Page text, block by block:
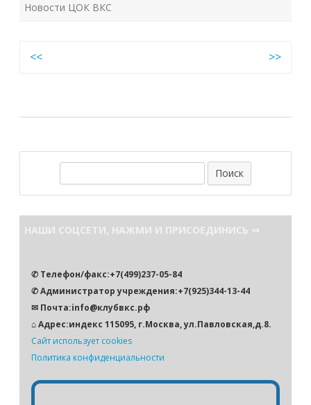
Новости ЦОК ВКС
Навигация
<< >>
НАШИ СОЦСЕТИ, НАЖМИ И ПРИСОЕДИНИСЬ ⇒
✆ Телефон/факс:+7(499)237-05-84
✆ Администратор учреждения:+7(925)344-13-44
✉ Почта:info@клубвкс.рф
⌂ Адрес:индекс 115095, г.Москва, ул.Павловская,д.8.
Сайт использует cookies
Политика конфиденциальности